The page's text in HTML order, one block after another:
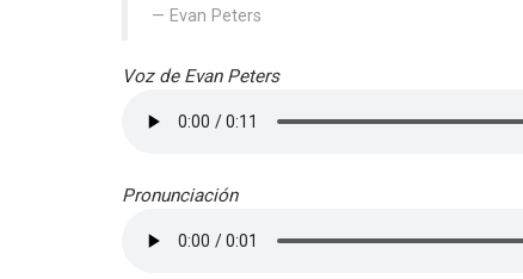
Evan Peters
Voz de Evan Peters
Pronunciación